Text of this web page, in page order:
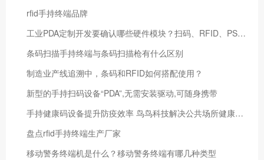
rfid手持终端品牌
工业PDA定制开发要确认哪些硬件模块？扫码、RFID、PSAM、指纹和系统权限怎么选
条码扫描手持终端与条码扫描枪有什么区别
制造业产线追溯中，条码和RFID如何搭配使用？
新型的手持扫码设备“PDA”,无需安装驱动,可随身携带
手持健康码设备提升防疫效率 鸟鸟科技解决公共场所健康码验证难题
盘点rfid手持终端生产厂家
移动警务终端机是什么？移动警务终端有哪几种类型